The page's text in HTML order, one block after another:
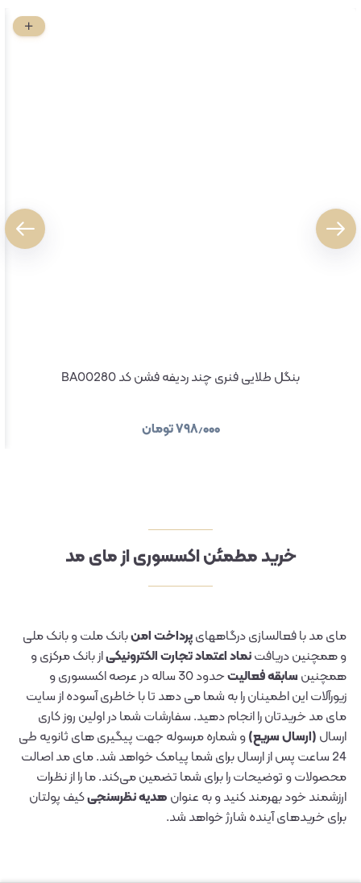
بنگل طلایی فنری چند ردیفه فشن کد BA00280
۷۹۸٫۰۰۰تومان
خرید مطمئن اکسسوری از مای مد
مای مد با فعالسازی درگاههایپرداخت امنبانک ملت و بانک ملی
و همچنین دریافتنماد اعتماد تجارت الکترونیکیاز بانک مرکزی و
همچنین سابقه فعالیت
حدود 30 ساله در عرصه اکسسوری و
زیورآلات این اطمینان را به شما می دهد تا با خاطری آسوده از سایت
مای مد خریدتان را انجام دهید. سفارشات شما در اولین روز کاری
ارسال (ارسال سریع)و شماره مرسوله جهت پیگیری های ثانویه طی
24 ساعت پس از ارسال برای شما پیامک خواهد شد. مای مد اصالت
محصولات و توضیحات را برای شما تضمین می‌کند. ما را از نظرات
ارزشمند خود بهرمند کنید و به عنوان هدیهنظرسنجیکیف پولتان
برای خریدهای آینده شارژ خواهد شد.